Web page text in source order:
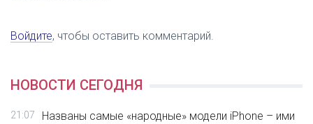
Войдите, чтобы оставить комментарий.
НОВОСТИ СЕГОДНЯ
21:07
Названы самые «народные» модели iPhone – ими